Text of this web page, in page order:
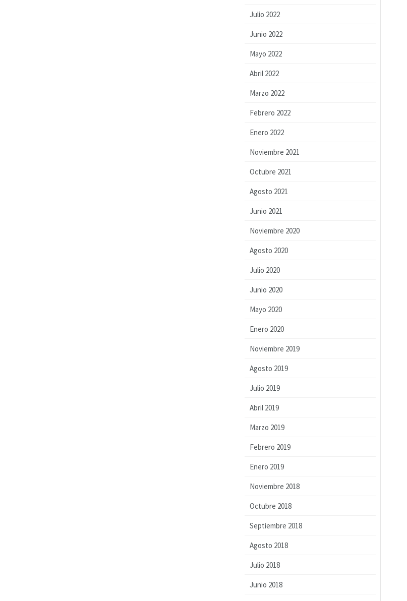
Julio 2022
Junio 2022
Mayo 2022
Abril 2022
Marzo 2022
Febrero 2022
Enero 2022
Noviembre 2021
Octubre 2021
Agosto 2021
Junio 2021
Noviembre 2020
Agosto 2020
Julio 2020
Junio 2020
Mayo 2020
Enero 2020
Noviembre 2019
Agosto 2019
Julio 2019
Abril 2019
Marzo 2019
Febrero 2019
Enero 2019
Noviembre 2018
Octubre 2018
Septiembre 2018
Agosto 2018
Julio 2018
Junio 2018